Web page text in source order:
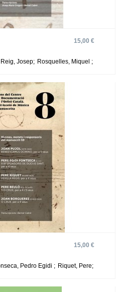
15,00 €
Reig, Josep; Rosquelles, Miquel ;
15,00 €
Pedro Egidi ; Riquet, Pere;